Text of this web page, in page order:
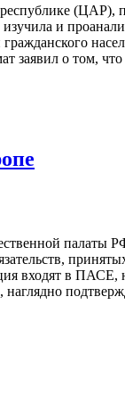
(ЦАР),
и
заявил о том,
палаты
входят в ПАСЕ,
наглядно